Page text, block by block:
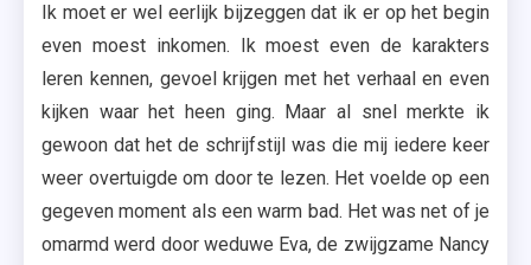
Ik moet er wel eerlijk bijzeggen dat ik er op het begin
even moest inkomen. Ik moest even de karakters
leren kennen, gevoel krijgen met het verhaal en even
kijken waar het heen ging. Maar al snel merkte ik
gewoon dat het de schrijfstijl was die mij iedere keer
weer overtuigde om door te lezen. Het voelde op een
gegeven moment als een warm bad. Het was net of je
omarmd werd door weduwe Eva, de zwijgzame Nancy